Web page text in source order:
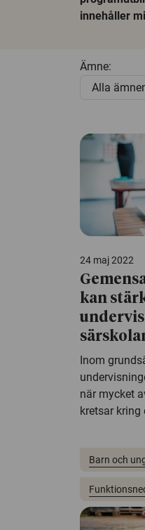
innehåller
Ämne:
24 maj 2022
kan
Inom
när mycket
kretsar kring
Barn och